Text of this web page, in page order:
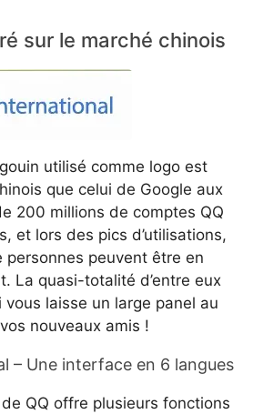
sur le marché chinois
utilisé comme logo est
que celui de Google aux
200 millions de comptes QQ
et lors des pics d’utilisations,
personnes peuvent être en
La quasi-totalité d’entre eux
vous laisse un large panel au
nouveaux amis !
– Une interface en 6 langues
QQ offre plusieurs fonctions